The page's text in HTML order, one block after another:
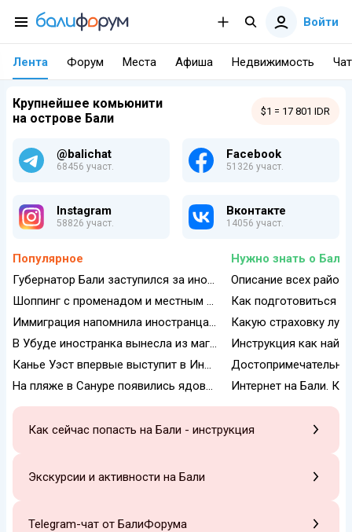
Войти
Лента Форум Места Афиша Недвижимость Чат
Крупнейшее комьюнити
на острове Бали
$1 = 17 801 IDR
@balichat
68456 участ.
Facebook
51326 участ.
Instagram
58826 участ.
Вконтакте
14056 участ.
Популярное
Губернатор Бали заступился за иностранцев: дискриминации на забеге в Чангу не было
Шоппинг с променадом и местным стритфудом: обзор нового аутлета Sira Village
Иммиграция напомнила иностранцам о запрете организовывать мероприятия
В Убуде иностранка вынесла из магазина одежду на 2,5 млн рупий
Канье Уэст впервые выступит в Индонезии
На пляже в Сануре появились ядовитые медузы. Купаться не советуют
Нужно знать о Бали:
Описание всех
Инструкция как
Как сейчас попасть на Бали - инструкция
Экскурсии и активности на Бали
Telegram-чат от БалиФорума